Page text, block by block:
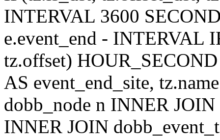
INTERVAL 3600
e.event_end - INTERVAL
tz.offset)
AS event_end_site,
dobb_node n INNER
INNER JOIN